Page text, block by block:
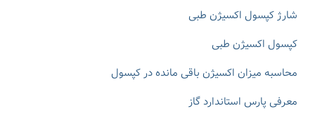
شارژ کپسول اکسیژن طبی
کپسول اکسیژن طبی
محاسبه میزان اکسیژن باقی مانده در کپسول
معرفی پارس استاندارد گاز